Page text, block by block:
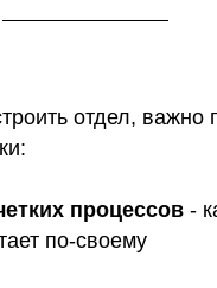
отдел, важно
процессов -
по-своему